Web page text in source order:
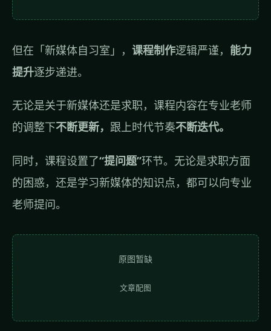
但在「新媒体自习室」， 课程制作逻辑严谨， 能力
提升逐步递进。
无论是关于新媒体还是求职，课程内容在专业老师
的调整下不断更新， 跟上时代节奏不断迭代。
同时，课程设置了“提问题”环节。无论是求职方面
的困惑，还是学习新媒体的知识点，都可以向专业
老师提问。
原图暂缺
文章配图